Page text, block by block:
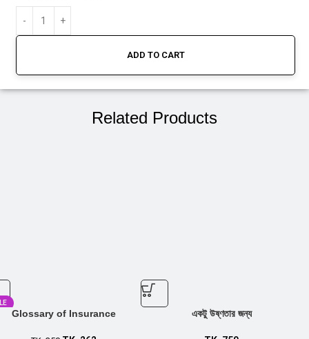
ADD TO CART
Related Products
Glossary of Insurance একটু উষ্ণতার জন্য